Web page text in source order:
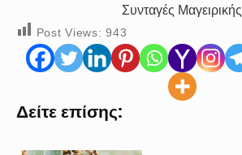
Συνταγές Μαγειρικής
Post Views: 943
Δείτε επίσης: